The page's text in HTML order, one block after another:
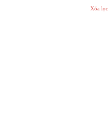
Xóa lọc